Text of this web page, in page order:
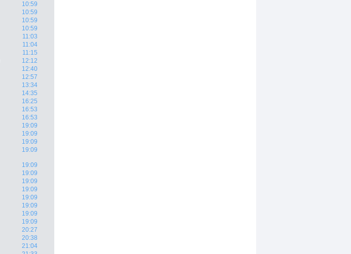
10:59
10:59
10:59
10:59
11:03
11:04
11:15
12:12
12:40
12:57
13:34
14:35
16:25
16:53
16:53
19:09
19:09
19:09
19:09
19:09
19:09
19:09
19:09
19:09
19:09
19:09
19:09
20:27
20:38
21:04